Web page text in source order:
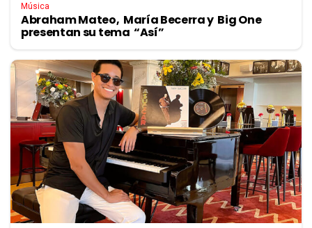
Música
Abraham Mateo, María Becerra y Big One
presentan su tema “Así”